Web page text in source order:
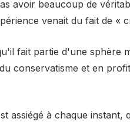
avoir beaucoup de
venait du fait de «
fait partie d'une sphère
conservatisme et en
assiégé à chaque instant,